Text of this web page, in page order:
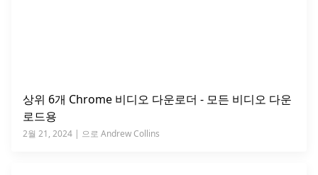
상위 6개 Chrome 비디오 다운로더 - 모든 비디오 다운
로드용
2월 21, 2024 | 으로 Andrew Collins